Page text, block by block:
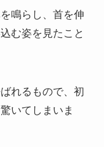
鳴らし、首を伸
む姿を見たこと
れるもので、初
いてしまいま